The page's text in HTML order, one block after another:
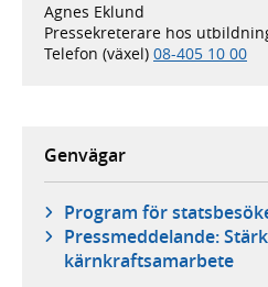
Agnes Eklund
Pressekreterare hos
Telefon (växel) 08-405 10 00
Genvägar
Program för
Pressmeddelande:
kärnkraftsamarbete